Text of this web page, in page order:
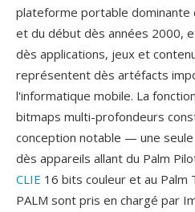
plateforme portable dominante
et du début dès années 2000,
dès applications, jeux et
représentent dès artéfacts
l'informatique mobile. La
bitmaps multi-profondeurs
conception notable — une
dès appareils allant du Palm
CLIE 16 bits couleur et au Palm
PALM sont pris en chargé par